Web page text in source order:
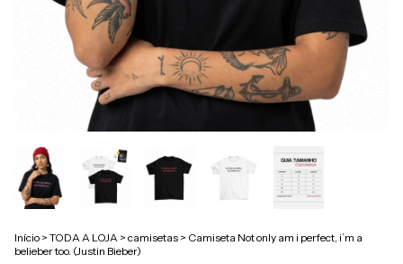
Início > TODA A LOJA > camisetas > Camiseta Not only am i perfect, i’m a
belieber too. (Justin Bieber)